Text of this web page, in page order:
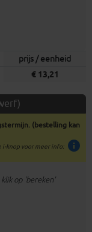
prijs / eenheid
€ 13,21
(bestelling kan
info
knop voor meer info:
op 'bereken'